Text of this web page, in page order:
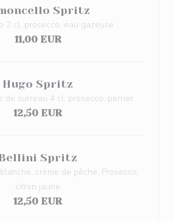
Spritz
2 cl, prosecco, eau gazeuse
11,00 EUR
Hugo Spritz
de surreau 4 cl, prosecco, perrier
12,50 EUR
Spritz
crème de pêche, Prosecco,
citron jaune
12,50 EUR